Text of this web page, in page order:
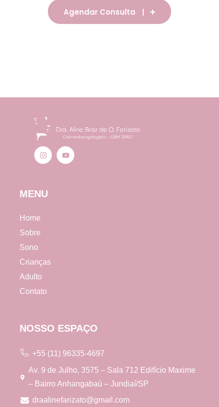
Agendar Consulta
MENU
Home
Sobre
Sono
Crianças
Adulto
Contato
NOSSO ESPAÇO
+55 (11) 96335-4697
Av. 9 de Julho, 3575 – Sala 712 Edifício Maxime
– Bairro Anhangabaú – Jundiaí/SP
draalinefarizato@gmail.com